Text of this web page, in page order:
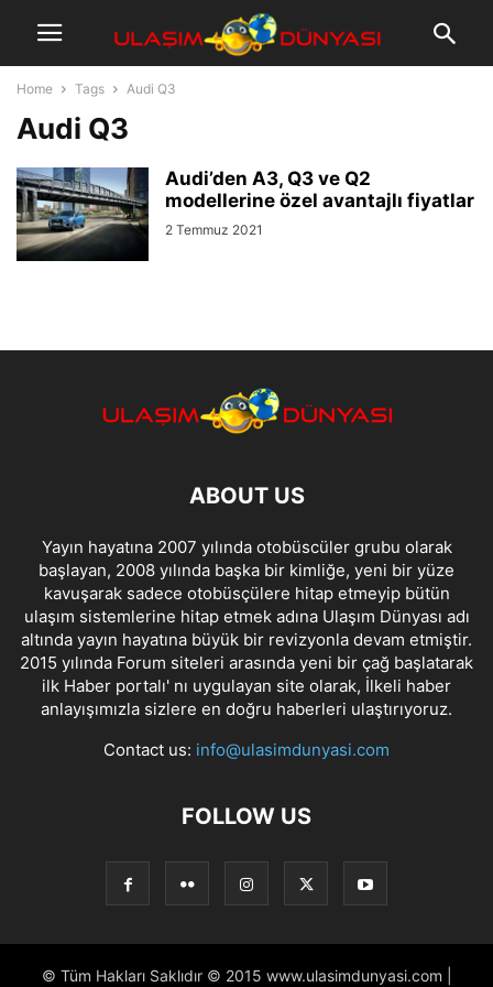
Home Tags Audi Q3
Audi Q3
Audi’den A3, Q3 ve Q2
modellerine özel avantajlı fiyatlar
2 Temmuz 2021
ABOUT US
Yayın hayatına 2007 yılında otobüscüler grubu olarak
başlayan, 2008 yılında başka bir kimliğe, yeni bir yüze
kavuşarak sadece otobüsçülere hitap etmeyip bütün
ulaşım sistemlerine hitap etmek adına Ulaşım Dünyası adı
altında yayın hayatına büyük bir revizyonla devam etmiştir.
2015 yılında Forum siteleri arasında yeni bir çağ başlatarak
ilk Haber portalı' nı uygulayan site olarak, İlkeli haber
anlayışımızla sizlere en doğru haberleri ulaştırıyoruz.
Contact us: info@ulasimdunyasi.com
FOLLOW US
© Tüm Hakları Saklıdır © 2015 www.ulasimdunyasi.com |